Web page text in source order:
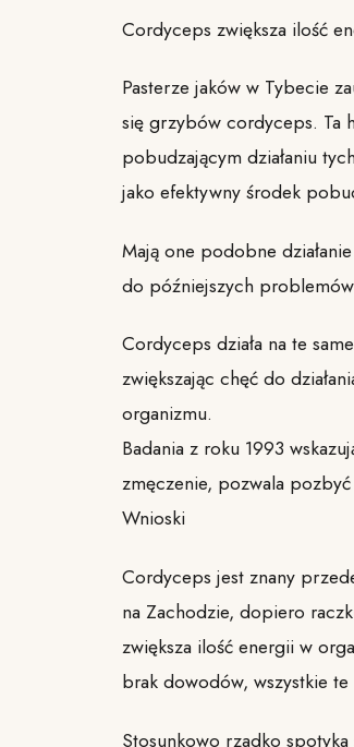
Cordyceps zwiększa ilość
Pasterze jaków w Tybecie
się grzybów cordyceps. Ta
pobudzającym działaniu
jako efektywny środek
Mają one podobne
do późniejszych
Cordyceps działa na te
zwiększając chęć do
organizmu.
Badania z roku 1993
zmęczenie, pozwala
Wnioski
Cordyceps jest znany
na Zachodzie, dopiero
zwiększa ilość energii w
brak dowodów, wszystkie
Stosunkowo rzadko